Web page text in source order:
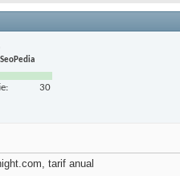
30
tarif anual